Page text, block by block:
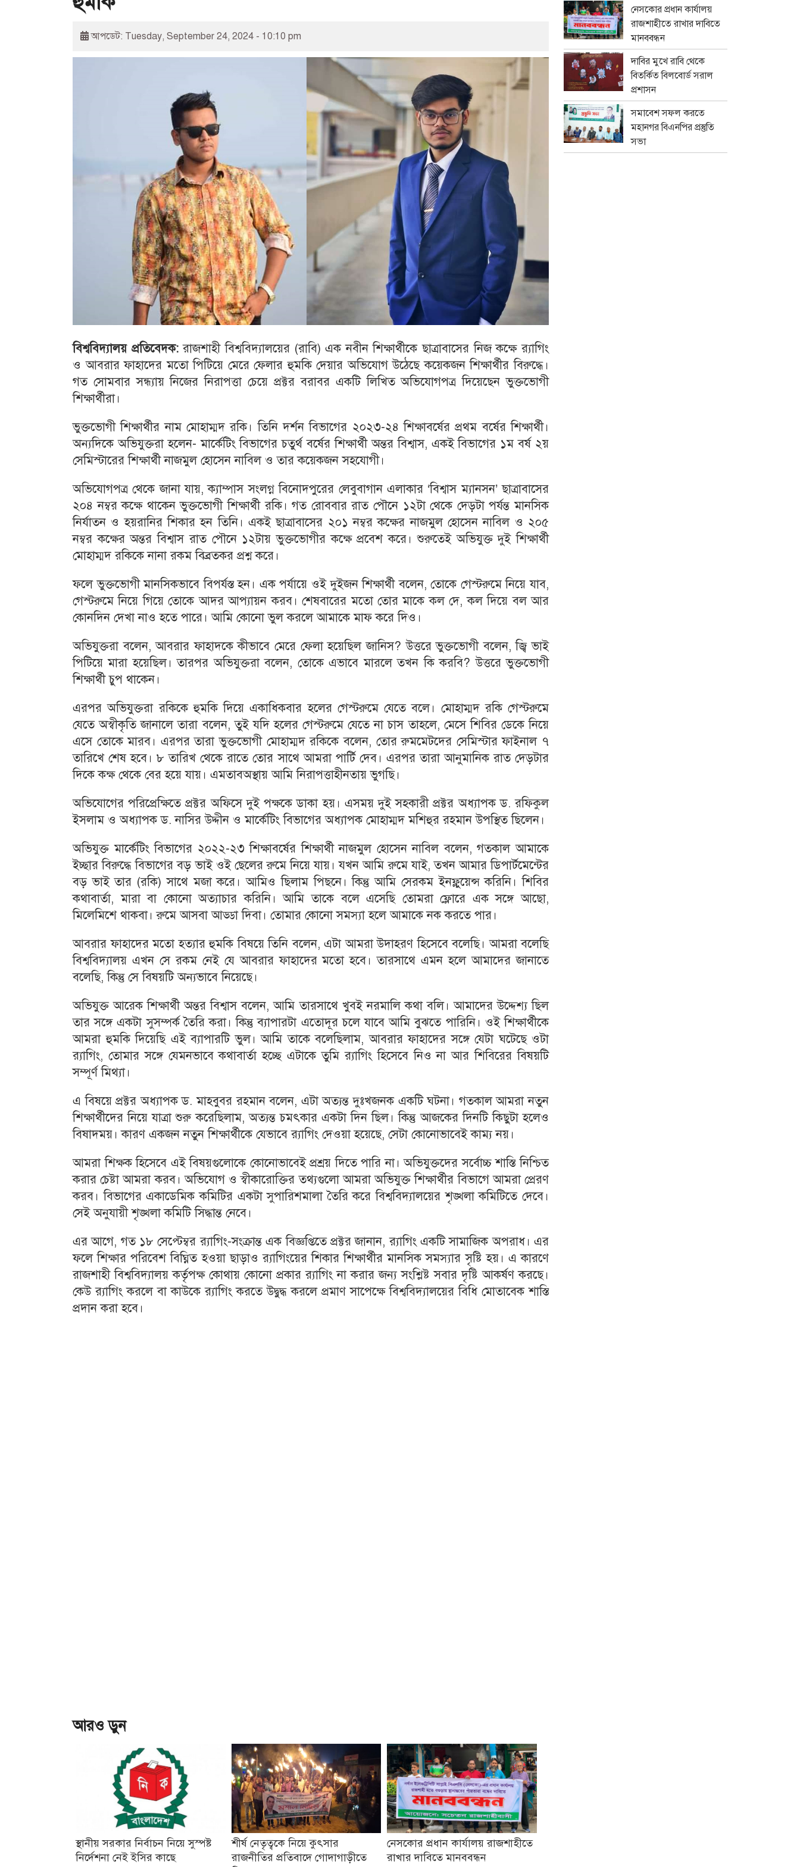
আপডেট: Tuesday, September 24, 2024 - 10:10 pm
বিশ্ববিদ্যালয় প্রতিবেদক:রাজশাহী বিশ্ববিদ্যালয়ের (রাবি) এক নবীন শিক্ষার্থীকে ছাত্রাবাসের নিজ কক্ষে র‌্যাগিং
ও আবরার ফাহাদের মতো পিটিয়ে মেরে ফেলার হুমকি দেয়ার অভিযোগ উঠেছে কয়েকজন শিক্ষার্থীর বিরুদ্ধে।
গত সোমবার সন্ধ্যায় নিজের নিরাপত্তা চেয়ে প্রক্টর বরাবর একটি লিখিত অভিযোগপত্র দিয়েছেন ভুক্তভোগী
শিক্ষার্থীরা।
ভুক্তভোগী শিক্ষার্থীর নাম মোহাম্মদ রকি। তিনি দর্শন বিভাগের ২০২৩-২৪ শিক্ষাবর্ষের প্রথম বর্ষের শিক্ষার্থী।
অন্যদিকে অভিযুক্তরা হলেন- মার্কেটিং বিভাগের চতুর্থ বর্ষের শিক্ষার্থী অন্তর বিশ্বাস, একই বিভাগের ১ম বর্ষ ২য়
সেমিস্টারের শিক্ষার্থী নাজমুল হোসেন নাবিল ও তার কয়েকজন সহযোগী।
অভিযোগপত্র থেকে জানা যায়, ক্যাম্পাস সংলগ্ন বিনোদপুরের লেবুবাগান এলাকার ‘বিশ্বাস ম্যানসন’ ছাত্রাবাসের
২০৪ নম্বর কক্ষে থাকেন ভুক্তভোগী শিক্ষার্থী রকি। গত রোববার রাত পৌনে ১২টা থেকে দেড়টা পর্যন্ত মানসিক
নির্যাতন ও হয়রানির শিকার হন তিনি। একই ছাত্রাবাসের ২০১ নম্বর কক্ষের নাজমুল হোসেন নাবিল ও ২০৫
নম্বর কক্ষের অন্তর বিশ্বাস রাত পৌনে ১২টায় ভুক্তভোগীর কক্ষে প্রবেশ করে। শুরুতেই অভিযুক্ত দুই শিক্ষার্থী
মোহাম্মদ রকিকে নানা রকম বিব্রতকর প্রশ্ন করে।
ফলে ভুক্তভোগী মানসিকভাবে বিপর্যস্ত হন। এক পর্যায়ে ওই দুইজন শিক্ষার্থী বলেন, তোকে গেস্টরুমে নিয়ে যাব,
গেস্টরুমে নিয়ে গিয়ে তোকে আদর আপ্যায়ন করব। শেষবারের মতো তোর মাকে কল দে, কল দিয়ে বল আর
কোনদিন দেখা নাও হতে পারে। আমি কোনো ভুল করলে আমাকে মাফ করে দিও।
অভিযুক্তরা বলেন, আবরার ফাহাদকে কীভাবে মেরে ফেলা হয়েছিল জানিস? উত্তরে ভুক্তভোগী বলেন, জ্বি ভাই
পিটিয়ে মারা হয়েছিল। তারপর অভিযুক্তরা বলেন, তোকে এভাবে মারলে তখন কি করবি? উত্তরে ভুক্তভোগী
শিক্ষার্থী চুপ থাকেন।
এরপর অভিযুক্তরা রকিকে হুমকি দিয়ে একাধিকবার হলের গেস্টরুমে যেতে বলে। মোহাম্মদ রকি গেস্টরুমে
যেতে অস্বীকৃতি জানালে তারা বলেন, তুই যদি হলের গেস্টরুমে যেতে না চাস তাহলে, মেসে শিবির ডেকে নিয়ে
এসে তোকে মারব। এরপর তারা ভুক্তভোগী মোহাম্মদ রকিকে বলেন, তোর রুমমেটদের সেমিস্টার ফাইনাল ৭
তারিখে শেষ হবে। ৮ তারিখ থেকে রাতে তোর সাথে আমরা পার্টি দেব। এরপর তারা আনুমানিক রাত দেড়টার
দিকে কক্ষ থেকে বের হয়ে যায়। এমতাবঅস্থায় আমি নিরাপত্তাহীনতায় ভুগছি।
অভিযোগের পরিপ্রেক্ষিতে প্রক্টর অফিসে দুই পক্ষকে ডাকা হয়। এসময় দুই সহকারী প্রক্টর অধ্যাপক ড. রফিকুল
ইসলাম ও অধ্যাপক ড. নাসির উদ্দীন ও মার্কেটিং বিভাগের অধ্যাপক মোহাম্মদ মশিহুর রহমান উপস্থিত ছিলেন।
অভিযুক্ত মার্কেটিং বিভাগের ২০২২-২৩ শিক্ষাবর্ষের শিক্ষার্থী নাজমুল হোসেন নাবিল বলেন, গতকাল আমাকে
ইচ্ছার বিরুদ্ধে বিভাগের বড় ভাই ওই ছেলের রুমে নিয়ে যায়। যখন আমি রুমে যাই, তখন আমার ডিপার্টমেন্টের
বড় ভাই তার (রকি) সাথে মজা করে। আমিও ছিলাম পিছনে। কিন্তু আমি সেরকম ইনফ্লুয়েন্স করিনি। শিবির
কথাবার্তা, মারা বা কোনো অত্যাচার করিনি। আমি তাকে বলে এসেছি তোমরা ফ্লোরে এক সঙ্গে আছো,
মিলেমিশে থাকবা। রুমে আসবা আড্ডা দিবা। তোমার কোনো সমস্যা হলে আমাকে নক করতে পার।
আবরার ফাহাদের মতো হত্যার হুমকি বিষয়ে তিনি বলেন, এটা আমরা উদাহরণ হিসেবে বলেছি। আমরা বলেছি
বিশ্ববিদ্যালয় এখন সে রকম নেই যে আবরার ফাহাদের মতো হবে। তারসাথে এমন হলে আমাদের জানাতে
বলেছি, কিন্তু সে বিষয়টি অন্যভাবে নিয়েছে।
অভিযুক্ত আরেক শিক্ষার্থী অন্তর বিশ্বাস বলেন, আমি তারসাথে খুবই নরমালি কথা বলি। আমাদের উদ্দেশ্য ছিল
তার সঙ্গে একটা সুসম্পর্ক তৈরি করা। কিন্তু ব্যাপারটা এতোদূর চলে যাবে আমি বুঝতে পারিনি। ওই শিক্ষার্থীকে
আমরা হুমকি দিয়েছি এই ব্যাপারটি ভুল। আমি তাকে বলেছিলাম, আবরার ফাহাদের সঙ্গে যেটা ঘটেছে ওটা
র‌্যাগিং, তোমার সঙ্গে যেমনভাবে কথাবার্তা হচ্ছে এটাকে তুমি র‌্যাগিং হিসেবে নিও না আর শিবিরের বিষয়টি
সম্পূর্ণ মিথ্যা।
এ বিষয়ে প্রক্টর অধ্যাপক ড. মাহবুবর রহমান বলেন, এটা অত্যন্ত দুঃখজনক একটি ঘটনা। গতকাল আমরা নতুন
শিক্ষার্থীদের নিয়ে যাত্রা শুরু করেছিলাম, অত্যন্ত চমৎকার একটা দিন ছিল। কিন্তু আজকের দিনটি কিছুটা হলেও
বিষাদময়। কারণ একজন নতুন শিক্ষার্থীকে যেভাবে র‌্যাগিং দেওয়া হয়েছে, সেটা কোনোভাবেই কাম্য নয়।
আমরা শিক্ষক হিসেবে এই বিষয়গুলোকে কোনোভাবেই প্রশ্রয় দিতে পারি না। অভিযুক্তদের সর্বোচ্চ শাস্তি নিশ্চিত
করার চেষ্টা আমরা করব। অভিযোগ ও স্বীকারোক্তির তথ্যগুলো আমরা অভিযুক্ত শিক্ষার্থীর বিভাগে আমরা প্রেরণ
করব। বিভাগের একাডেমিক কমিটির একটা সুপারিশমালা তৈরি করে বিশ্ববিদ্যালয়ের শৃঙ্খলা কমিটিতে দেবে।
সেই অনুযায়ী শৃঙ্খলা কমিটি সিদ্ধান্ত নেবে।
এর আগে, গত ১৮ সেপ্টেম্বর র‌্যাগিং-সংক্রান্ত এক বিজ্ঞপ্তিতে প্রক্টর জানান, র‌্যাগিং একটি সামাজিক অপরাধ। এর
ফলে শিক্ষার পরিবেশ বিঘ্নিত হওয়া ছাড়াও র‌্যাগিংয়ের শিকার শিক্ষার্থীর মানসিক সমস্যার সৃষ্টি হয়। এ কারণে
রাজশাহী বিশ্ববিদ্যালয় কর্তৃপক্ষ কোথায় কোনো প্রকার র‌্যাগিং না করার জন্য সংশ্লিষ্ট সবার দৃষ্টি আকর্ষণ করছে।
কেউ র‌্যাগিং করলে বা কাউকে র‌্যাগিং করতে উদ্বুদ্ধ করলে প্রমাণ সাপেক্ষে বিশ্ববিদ্যালয়ের বিধি মোতাবেক শাস্তি
প্রদান করা হবে।
আরও ড়ুন
স্থানীয় সরকার নির্বাচন নিয়ে সুস্পষ্ট
নির্দেশনা নেই ইসির কাছে
শীর্ষ নেতৃত্বকে নিয়ে কুৎসার
রাজনীতির প্রতিবাদে গোদাগাড়ীতে
নেসকোর প্রধান কার্যালয় রাজশাহীতে
রাখার দাবিতে মানববন্ধন
নেসকোর প্রধান কার্যালয়
রাজশাহীতে রাখার দাবিতে
মানববন্ধন
দাবির মুখে রাবি থেকে
বিতর্কিত বিলবোর্ড সরাল
প্রশাসন
সমাবেশ সফল করতে
মহানগর বিএনপির প্রস্তুতি
সভা